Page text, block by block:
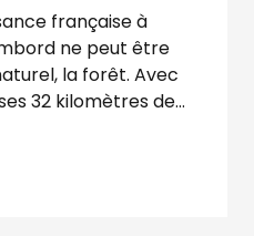
française à
ne peut être
la forêt. Avec
32 kilomètres de